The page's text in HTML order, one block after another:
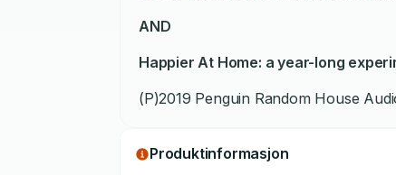
AND
Happier At Home: a year-long
(P)2019 Penguin Random House
Produktinformasjon